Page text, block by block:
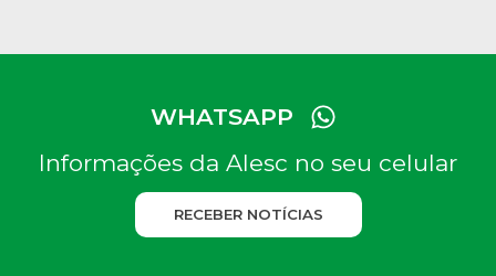
WHATSAPP
Informações da Alesc no seu celular
RECEBER NOTÍCIAS